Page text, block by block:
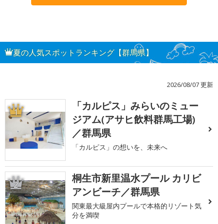
夏の人気スポットランキング【群馬県】
2026/08/07 更新
1
「カルピス」みらいのミュー
ジアム(アサヒ飲料群馬工場)
／群馬県
「カルピス」の想いを、未来へ
2
桐生市新里温水プール カリビ
アンビーチ／群馬県
関東最大級屋内プールで本格的リゾート気
分を満喫